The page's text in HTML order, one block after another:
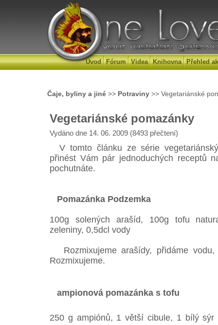
Úvod Fórum Videa Knihovna Přehled
Čaje, byliny a jiné >> Potraviny >> Vegetariánské
Vegetariánské pomazánky
Vydáno dne 14. 06. 2009 (8493 přečtení)
V tomto článku ze série
přinést Vám pár jednoduchých receptů
pochutnáte.
Pomazánka Podzemka
100g solených arašíd, 100g tofu
zeleniny, 0,5dcl vody
Rozmixujeme arašídy, přidáme vodu,
Rozmixujeme.
ampionová pomazánka s tofu
250 g ampiónů, 1 větší cibule, 1 bílý